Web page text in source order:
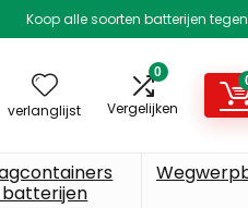
Koop alle soorten batterijen
verlanglijst
0
Vergelijken